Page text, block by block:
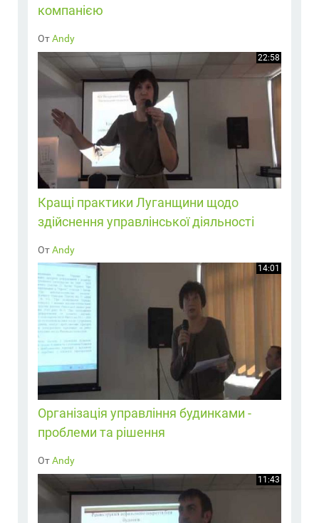
компанією
ОтAndy
22:58
Кращі практики Луганщини щодо
здійснення управлінської діяльності
ОтAndy
14:01
Організація управління будинками -
проблеми та рішення
ОтAndy
11:43